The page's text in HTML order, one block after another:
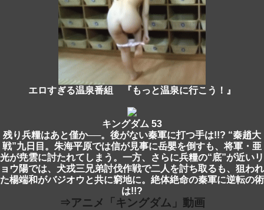
エロすぎる温泉番組 『もっと温泉に行こう！』
キングダム 53
残り兵糧はあと僅か──。後がない秦軍に打つ手は!!? “秦趙大
戦”九日目。朱海平原では信が見事に岳嬰を倒すも、将軍・亜
光が尭雲に討たれてしまう。一方、さらに兵糧の“底”が近いリ
ョウ陽では、犬戎三兄弟討伐作戦で二人を討ち取るも、狙われ
た楊端和がバジオウと共に窮地に。絶体絶命の秦軍に逆転の術
は!!?
⇒アニメ「キングダム」動画